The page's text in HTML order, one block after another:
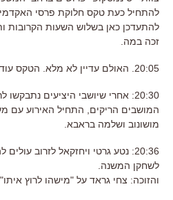
להתחיל כעת טקס חלוקת פרסי
להתעדכן כאן בשלוש השעות הקרובות
זכה במה.
20:05. האולם עדיין לא מלא. הטקס עוד לא התחיל.
20:30: אחרי שיושבי היציעים
המושבים הריקים, התחיל האירוע עם
מושונוב ושלמה בראבא.
20:36: נטע גרטי ויחזקאל לזרוב
לשחקן המשנה.
והזוכה: צחי גראד על "מישהו לרוץ איתו".